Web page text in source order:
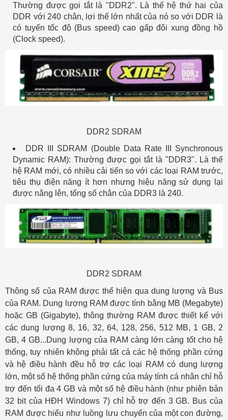
Thường được gọi tắt là "DDR2". Là thế hệ thứ hai của
DDR với 240 chân, lợi thế lớn nhất của nó so với DDR là
có tuyến tốc độ (Bus speed) cao gấp đôi xung đồng hồ
(Clock speed).
DDR2 SDRAM
DDR III SDRAM (Double Data Rate III Synchronous
Dynamic RAM): Thường được gọi tắt là "DDR3". Là thế
hệ RAM mới, có nhiều cải tiến so với các loại RAM trước,
tiêu thụ điện năng ít hơn nhưng hiệu năng sử dụng lại
được nâng lên, tổng số chân của DDR3 là 240.
DDR2 SDRAM
Thông số của RAM được thể hiện qua dung lượng và Bus
của RAM. Dung lượng RAM được tính bằng MB (Megabyte)
hoặc GB (Gigabyte), thông thường RAM được thiết kế với
các dung lượng 8, 16, 32, 64, 128, 256, 512 MB, 1 GB, 2
GB, 4 GB...Dung lượng của RAM càng lớn càng tốt cho hệ
thống, tuy nhiên không phải tất cả các hệ thống phần cứng
và hệ điều hành đều hỗ trợ các loại RAM có dung lượng
lớn, một số hệ thống phần cứng của máy tính cá nhân chỉ hỗ
trợ đến tối đa 4 GB và một số hệ điều hành (như phiên bản
32 bit của HĐH Windows 7) chỉ hỗ trợ đến 3 GB. Bus của
RAM được hiểu như luồng lưu chuyển của một con đường,